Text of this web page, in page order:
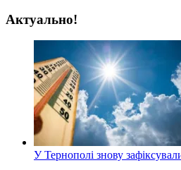
Актуально!
У Тернополі знову